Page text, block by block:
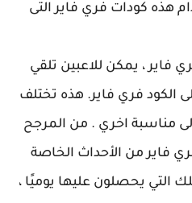
هذه كودات فري فاير التى
فاير ، يمكن للاعبين تلقي
الكود فري فاير. هذه تختلف
مناسبة اخري . من المرجح
فاير من الأحداث الخاصة
التي يحصلون عليها يوميًا ،